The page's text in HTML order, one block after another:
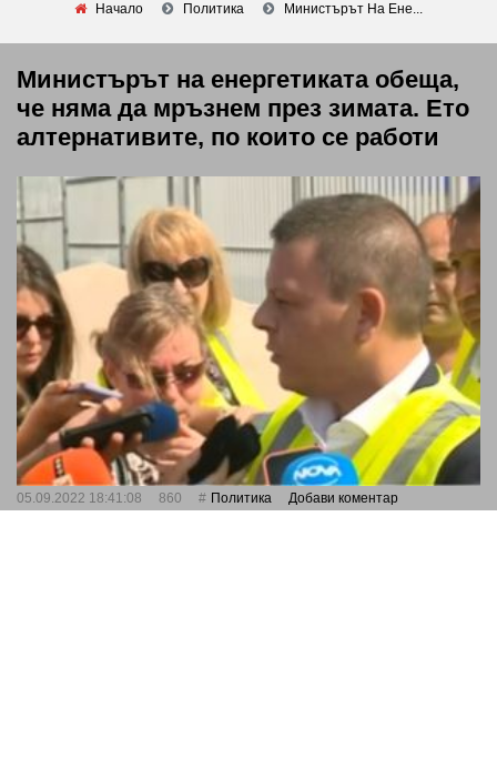
Начало Политика Министърът На Ене...
Министърът на енергетиката обеща,
че няма да мръзнем през зимата. Ето
алтернативите, по които се работи
05.09.2022 18:41:08 860 Политика Добави коментар